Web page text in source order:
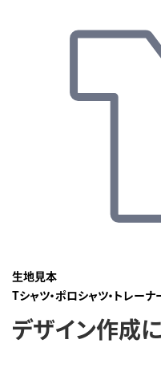
生地見本
Tシャツ・ポロシャツ・トレー
デザイン作成